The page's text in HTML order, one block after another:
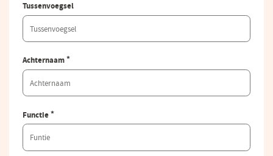
Tussenvoegsel
Achternaam*
Functie*